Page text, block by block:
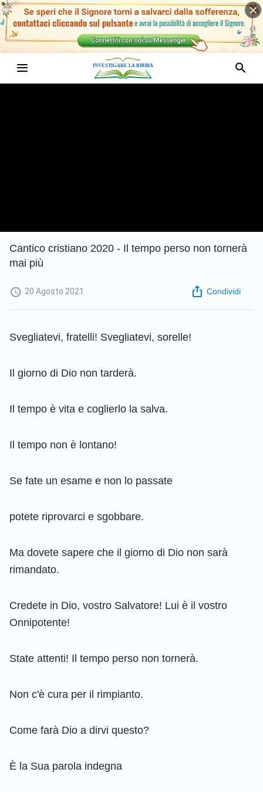
Cantico cristiano 2020 - Il tempo perso non tornerà
mai più
20 Agosto 2021 Condividi
Svegliatevi, fratelli! Svegliatevi, sorelle!
Il giorno di Dio non tarderà.
Il tempo è vita e coglierlo la salva.
Il tempo non è lontano!
Se fate un esame e non lo passate
potete riprovarci e sgobbare.
Ma dovete sapere che il giorno di Dio non sarà
rimandato.
Credete in Dio, vostro Salvatore! Lui è il vostro
Onnipotente!
State attenti! Il tempo perso non tornerà.
Non c'è cura per il rimpianto.
Come farà Dio a dirvi questo?
È la Sua parola indegna